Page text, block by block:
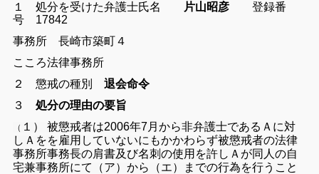
１ 処分を受けた弁護士氏名 片山昭彦登録番
号 17842
事務所 長崎市築町４
こころ法律事務所
２ 懲戒の種別退会命令
３処分の理由の要旨
（ １） 被懲戒者は2006年7月から非弁護士であるＡに対
しＡをを雇用していないにもかかわらず被懲戒者の法律
事務所事務長の肩書及び名刺の使用を許しＡが同人の自
宅兼事務所にて（ア）から（エ）までの行為を行うこと